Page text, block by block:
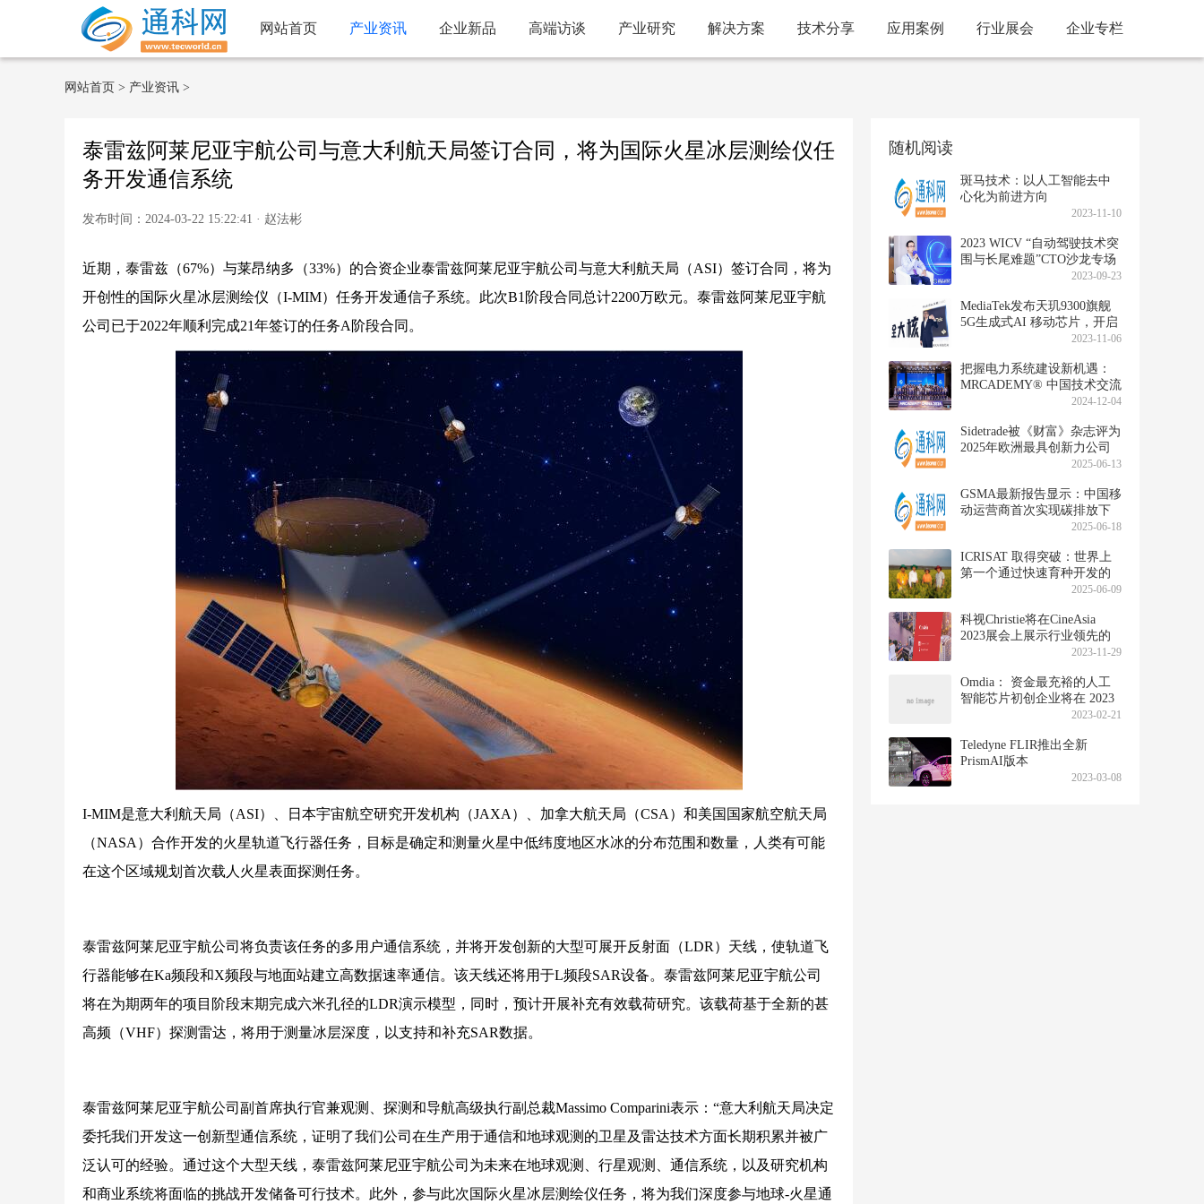
网站首页 产业资讯 企业新品 高端访谈 产业研究 解决方案 技术分享 应用案例 行业展会 企业专栏
网站首页 > 产业资讯 >
泰雷兹阿莱尼亚宇航公司与意大利航天局签订合同，将为国际火星冰层测绘仪任
务开发通信系统
发布时间：2024-03-22 15:22:41 · 赵法彬
近期，泰雷兹（67%）与莱昂纳多（33%）的合资企业泰雷兹阿莱尼亚宇航公司与意大利航天局（ASI）签订合同，将为
开创性的国际火星冰层测绘仪（I-MIM）任务开发通信子系统。此次B1阶段合同总计2200万欧元。泰雷兹阿莱尼亚宇航
公司已于2022年顺利完成21年签订的任务A阶段合同。
I-MIM是意大利航天局（ASI）、日本宇宙航空研究开发机构（JAXA）、加拿大航天局（CSA）和美国国家航空航天局
（NASA）合作开发的火星轨道飞行器任务，目标是确定和测量火星中低纬度地区水冰的分布范围和数量，人类有可能
在这个区域规划首次载人火星表面探测任务。
泰雷兹阿莱尼亚宇航公司将负责该任务的多用户通信系统，并将开发创新的大型可展开反射面（LDR）天线，使轨道飞
行器能够在Ka频段和X频段与地面站建立高数据速率通信。该天线还将用于L频段SAR设备。泰雷兹阿莱尼亚宇航公司
将在为期两年的项目阶段末期完成六米孔径的LDR演示模型，同时，预计开展补充有效载荷研究。该载荷基于全新的甚
高频（VHF）探测雷达，将用于测量冰层深度，以支持和补充SAR数据。
泰雷兹阿莱尼亚宇航公司副首席执行官兼观测、探测和导航高级执行副总裁Massimo Comparini表示：“意大利航天局决定
委托我们开发这一创新型通信系统，证明了我们公司在生产用于通信和地球观测的卫星及雷达技术方面长期积累并被广
泛认可的经验。通过这个大型天线，泰雷兹阿莱尼亚宇航公司为未来在地球观测、行星观测、通信系统，以及研究机构
和商业系统将面临的挑战开发储备可行技术。此外，参与此次国际火星冰层测绘仪任务，将为我们深度参与地球-火星通
随机阅读
斑马技术：以人工智能去中
心化为前进方向
2023-11-10
2023 WICV “自动驾驶技术突
围与长尾难题”CTO沙龙专场
2023-09-23
MediaTek发布天玑9300旗舰
5G生成式AI 移动芯片，开启
2023-11-06
把握电力系统建设新机遇：
MRCADEMY® 中国技术交流
2024-12-04
Sidetrade被《财富》杂志评为
2025年欧洲最具创新力公司
2025-06-13
GSMA最新报告显示：中国移
动运营商首次实现碳排放下
2025-06-18
ICRISAT 取得突破：世界上
第一个通过快速育种开发的
2025-06-09
科视Christie将在CineAsia
2023展会上展示行业领先的
2023-11-29
Omdia： 资金最充裕的人工
智能芯片初创企业将在 2023
2023-02-21
Teledyne FLIR推出全新
PrismAI版本
2023-03-08